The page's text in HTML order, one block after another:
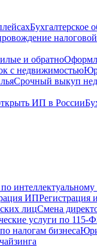
Бухгалтерское
и обратно
с недвижимостью
Срочный выкуп
ИП в России
интеллектуальному
ИПРегистрация
лицСмена
услуги по 115-
налогам бизнеса